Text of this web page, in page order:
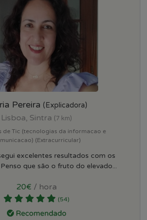
Pereira (Explicadora)
Lisboa, Sintra (7 km)
de Tic (tecnologias da informacao e
(Extracurricular)
excelentes resultados com os
que são o fruto do elevado...
20€ / hora
(54)